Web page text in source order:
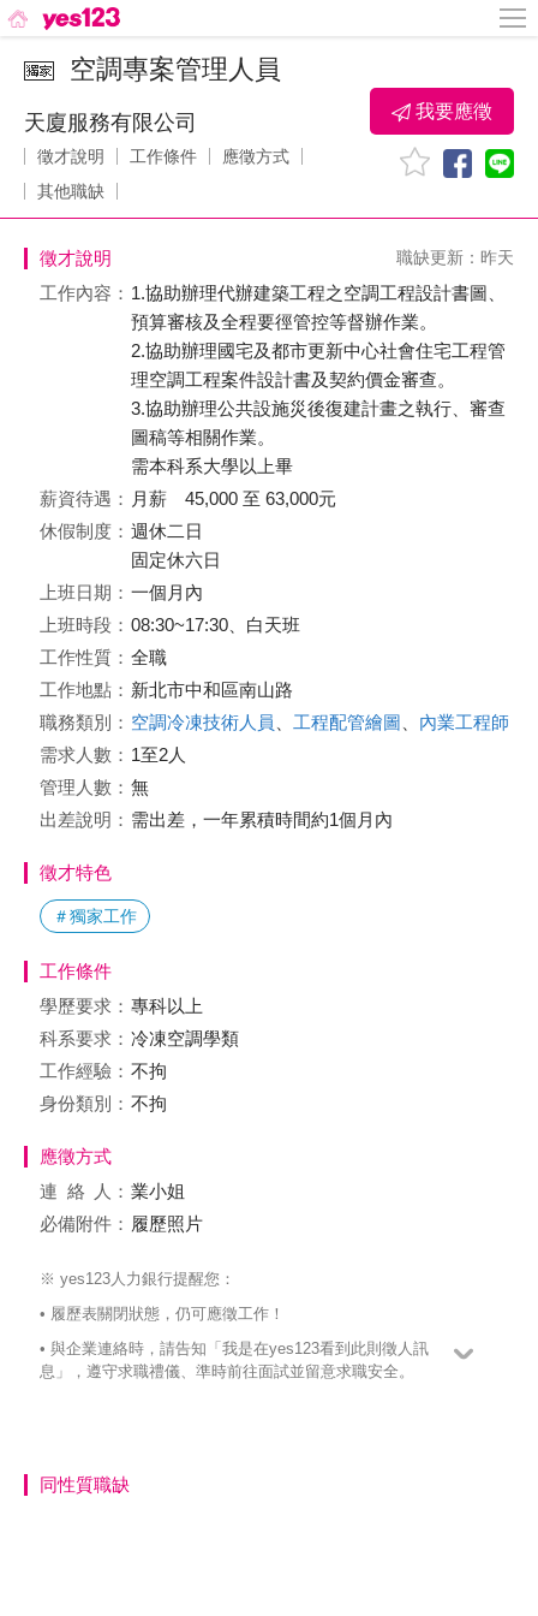
空調專案管理人員
天廈服務有限公司
徵才說明 工作條件
應徵方式
其他職缺
我要應徵
徵才說明 職缺更新：昨天
工作內容： 1.協助辦理代辦建築工程之空調工程設計書圖、
預算審核及全程要徑管控等督辦作業。
2.協助辦理國宅及都市更新中心社會住宅工程管
理空調工程案件設計書及契約價金審查。
3.協助辦理公共設施災後復建計畫之執行、審查
圖稿等相關作業。
需本科系大學以上畢
薪資待遇： 月薪 45,000 至 63,000元
休假制度： 週休二日
固定休六日
上班日期： 一個月內
上班時段： 08:30~17:30、白天班
工作性質： 全職
工作地點： 新北市中和區南山路
職務類別： 空調冷凍技術人員 工程配管繪圖
內業工程師
需求人數： 1至2人
管理人數： 無
出差說明： 需出差，一年累積時間約1個月內
徵才特色
＃獨家工作
工作條件
學歷要求： 專科以上
科系要求： 冷凍空調學類
工作經驗： 不拘
身份類別： 不拘
應徵方式
連絡
人： 業小姐
必備附件： 履歷照片
※ yes123人力銀行提醒您：
• 履歷表關閉狀態，仍可應徵工作！
• 與企業連絡時，請告知「我是在yes123看到此則徵人訊
息」，遵守求職禮儀、準時前往面試並留意求職安全。
同性質職缺